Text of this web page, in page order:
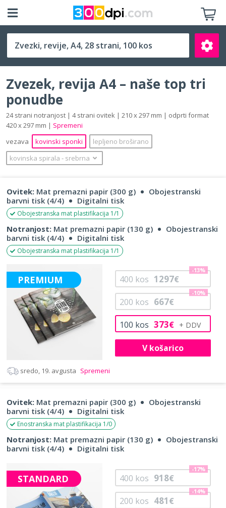
A4 (210 x 297 mm)
Išči
Zvezek, revija A4 – naše top tri
ponudbe
24 strani notranjost | 4 strani ovitek | 210 x 297 mm | odprti format
420 x 297 mm | Spremeni
vezava
kovinski sponki
lepljeno broširano
kovinska spirala ‐ srebrna
Ovitek: Mat premazni papir (300 g)
Obojestranski
barvni tisk (4/4)
Digitalni tisk
Obojestranska mat plastifikacija 1/1
Notranjost: Mat premazni papir (130 g)
Obojestranski
barvni tisk (4/4)
Digitalni tisk
Obojestranska mat plastifikacija 1/1
PREMIUM
100 kos 373€
200 kos 667€
-10%
400 kos 1297€
-13%
V košarico
sredo, 19. avgusta Spremeni
Ovitek: Mat premazni papir (300 g)
Obojestranski
barvni tisk (4/4)
Digitalni tisk
Enostranska mat plastifikacija 1/0
Notranjost: Mat premazni papir (130 g)
Obojestranski
barvni tisk (4/4)
Digitalni tisk
STANDARD
200 kos 481€
-14%
400 kos 918€
-17%